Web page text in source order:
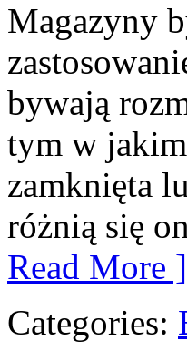
Magazyny
bywają
tym w
zamknięta
różnią się
Read More ]
Categories: